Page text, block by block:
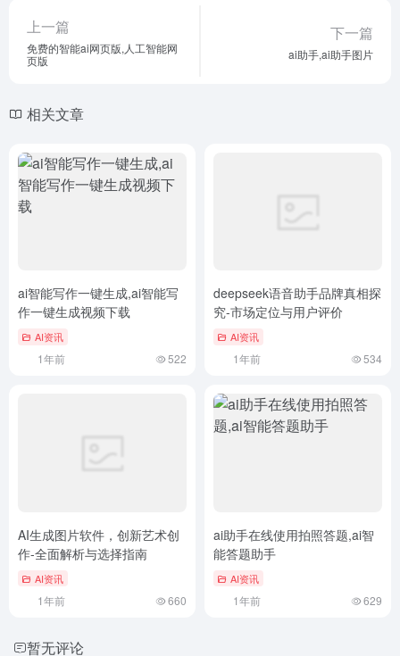
上一篇
免费的智能ai网页版,人工智能网
页版
下一篇
ai助手,ai助手图片
相关文章
ai智能写作一键生成,ai智能写
作一键生成视频下载
AI资讯
1年前 522
deepseek语音助手品牌真相探
究-市场定位与用户评价
AI资讯
1年前 534
AI生成图片软件，创新艺术创
作-全面解析与选择指南
AI资讯
1年前 660
ai助手在线使用拍照答题,ai智
能答题助手
AI资讯
1年前 629
暂无评论